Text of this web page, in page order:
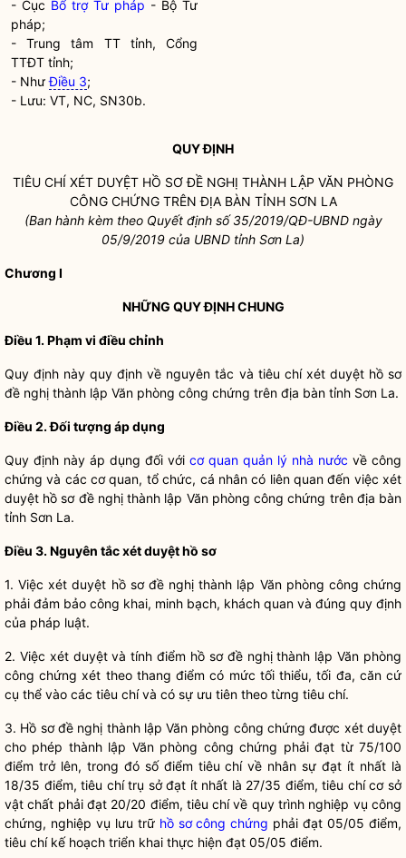
- Cục Bổ trợ Tư pháp - Bộ Tư
pháp;
- Trung tâm TT tỉnh, Cổng
TTĐT tỉnh;
- NhưĐiều 3;
- Lưu: VT, NC, SN30b.
QUY ĐỊNH
TIÊU CHÍ XÉT DUYỆT HỒ SƠ ĐỀ NGHỊ THÀNH LẬP VĂN PHÒNG
CÔNG CHỨNGTRÊNĐỊA BÀN TỈNH SƠN LA
(Ban hành kèm theo Quyết định số 35/2019/QĐ-UBND ngày
05/9/2019 của UBND tỉnh Sơn La)
Chương I
NHỮNG QUY ĐỊNH CHUNG
Điều 1. Phạm vi điều chỉnh
Quy định này quy định về nguyên tắc và tiêu chí xét duyệt hồ sơ
đề nghị thành lập Văn phòng công chứng trên địa bàn tỉnh Sơn La.
Điều 2. Đối tượng áp dụng
Quy định này áp dụng đối với cơ quan quản lý nhà nước về công
chứng và các cơ quan, tổ chức, cá nhân có liên quan đến việc xét
duyệt hồ sơ đề nghị thành lập Văn phòngcông chứng trên địa bàn
tỉnh Sơn La.
Điều 3. Nguyên tắc xét duyệt hồ sơ
1. Việc xét duyệt hồ sơ đề nghị thành lập Văn phòng công chứng
phải đảm bảo công khai, minh bạch, khách quan và đúng quy định
của pháp luật.
2. Việc xét duyệt và tính điểm hồ sơ đề nghị thành lập Văn phòng
công chứng xét theo thang điểm có mức tối thiểu, tối đa, căn cứ
cụ thể vào các tiêu chí và có sự ưu tiên theo từng tiêu chí.
3. Hồ sơ đề nghị thành lập Văn phòng công chứng được xét duyệt
cho phép thành lập Văn phòng công chứng phải đạt từ 75/100
điểm trở lên, trong đó số điểm tiêu chí về nhân sự đạt ít nhất là
18/35 điểm, tiêu chí trụ sở đạt ít nhất là 27/35 điểm, tiêu chí cơ sở
vật chất phải đạt 20/20 điểm, tiêu chí về quy trình nghiệp vụ công
chứng, nghiệp vụ lưu trữ hồ sơ công chứng phải đạt 05/05 điểm,
tiêu chí kế hoạch triển khai thực hiện đạt 05/05 điểm.